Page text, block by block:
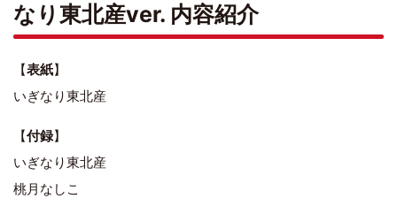
なり東北産ver. 内容紹介
【表紙】
いぎなり東北産
【付録】
いぎなり東北産
桃月なしこ